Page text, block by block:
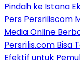
Pindah ke Istana
Pers Persriliscom
Media Online
Persrilis.com Bisa
Efektif untuk